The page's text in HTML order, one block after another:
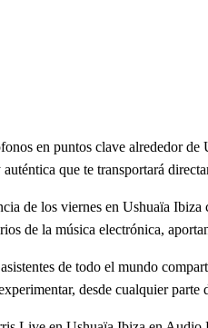
en puntos clave alrededor
que te transportará
de los viernes en Ushuaïa
de la música electrónica,
de todo el mundo
desde cualquier